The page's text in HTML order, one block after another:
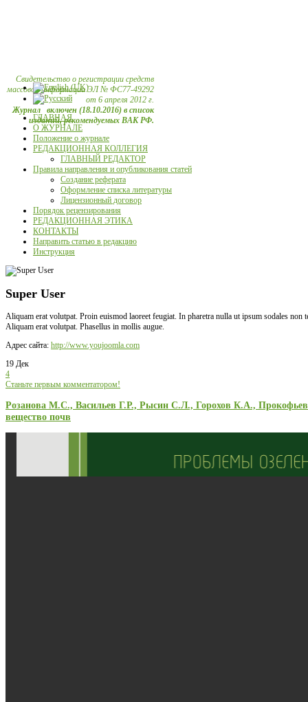
Свидетельство о регистрации средств
массовой информации ЭЛ № ФС77-49292
от 6 апреля 2012 г.
Журнал включен (18.10.2016) в список
изданий, рекомендуемых ВАК РФ.
ГЛАВНАЯ
О ЖУРНАЛЕ
Положение о журнале
РЕДАКЦИОННАЯ КОЛЛЕГИЯ
ГЛАВНЫЙ РЕДАКТОР
Правила направления и опубликования статей
Создание реферата
Оформление списка литературы
Лицензионный договор
Порядок рецензирования
РЕДАКЦИОННАЯ ЭТИКА
КОНТАКТЫ
Направить статью в редакцию
Инструкция
Super User
Aliquam erat volutpat. Proin euismod laoreet feugiat. In pharetra nulla ut ipsum sodales
Aliquam erat volutpat. Phasellus in mollis augue.
Адрес сайта: http://www.youjoomla.com
19 Дек
4
Станьте первым комментатором!
Розанова М.С., Васильев Г.Р., Рысин С.Л., Горохов К.А.,
вещество почв